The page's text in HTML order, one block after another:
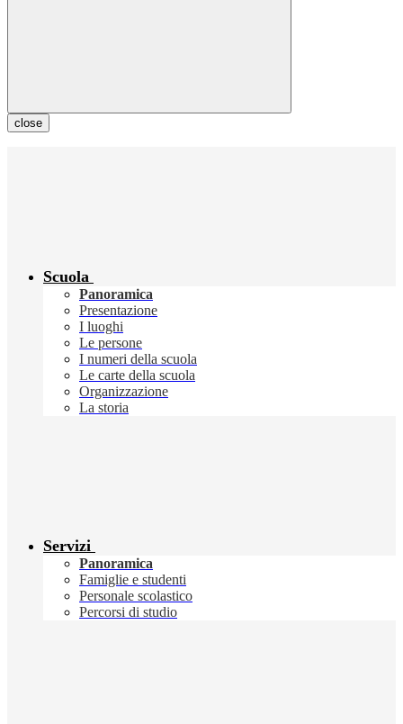
close
Scuola
Panoramica
Presentazione
I luoghi
Le persone
I numeri della scuola
Le carte della scuola
Organizzazione
La storia
Servizi
Panoramica
Famiglie e studenti
Personale scolastico
Percorsi di studio